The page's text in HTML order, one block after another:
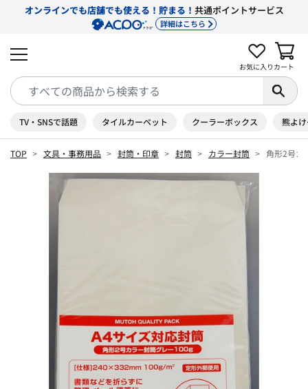
オンラインでも店舗でも使える！貯まる！ 共通ポイントサービス
詳細はこちら
お気に入り カート
TV・SNSで話題 タイルカーペット クーラーボックス 熊よ
TOP 文具・事務用品 封筒・印章 封筒 カラー封筒 角形2号